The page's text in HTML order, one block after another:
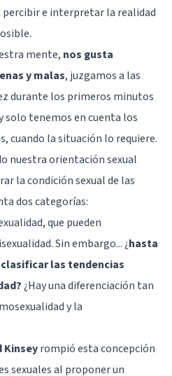
percibir e interpretar la realidad
mente, nos gusta
y malas, juzgamos a las
durante los primeros minutos
solo tenemos en cuenta los
cuando la situación lo requiere.
nuestra orientación sexual
lacondición sexual de las
dos categorías:
que pueden
Sin embargo... ¿hasta
las tendencias
¿Hay una diferenciación tan
y la
Kinseyrompió esta concepción
sexuales al proponer un